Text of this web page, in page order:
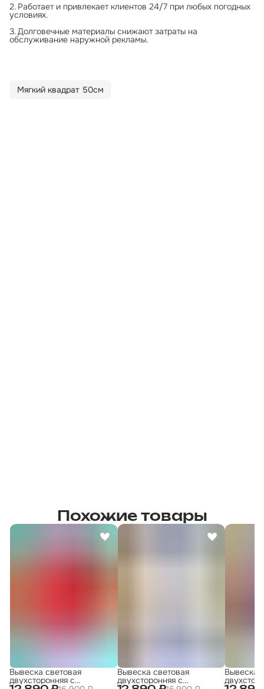
2. Работает и привлекает клиентов 24/7 при любых погодных
условиях.
3. Долговечные материалы снижают затраты на
обслуживание наружной рекламы.
Мягкий квадрат 50см
Похожие товары
Вывеска световая
двухсторонняя с
Вывеска световая
двухсторонняя с
Вывеска